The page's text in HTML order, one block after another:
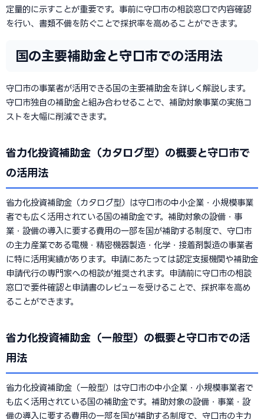
定量的に示すことが重要です。事前に守口市の相談窓口で内容確認
を行い、書類不備を防ぐことで採択率を高めることができます。
国の主要補助金と守口市での活用法
守口市の事業者が活用できる国の主要補助金を詳しく解説します。
守口市独自の補助金と組み合わせることで、補助対象事業の実施コ
ストを大幅に削減できます。
省力化投資補助金（カタログ型）の概要と守口市で
の活用法
省力化投資補助金（カタログ型）は守口市の中小企業・小規模事業
者でも広く活用されている国の補助金です。補助対象の設備・事
業・設備の導入に要する費用の一部を国が補助する制度で、守口市
の主力産業である電機・精密機器製造・化学・接着剤製造の事業者
に特に活用実績があります。申請にあたっては認定支援機関や補助金
申請代行の専門家への相談が推奨されます。申請前に守口市の相談
窓口で要件確認と申請書のレビューを受けることで、採択率を高め
ることができます。
省力化投資補助金（一般型）の概要と守口市での活
用法
省力化投資補助金（一般型）は守口市の中小企業・小規模事業者で
も広く活用されている国の補助金です。補助対象の設備・事業・設
備の導入に要する費用の一部を国が補助する制度で、守口市の主力